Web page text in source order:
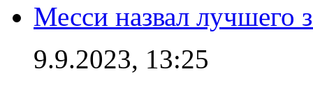
Месси назвал лучшего
9.9.2023, 13:25